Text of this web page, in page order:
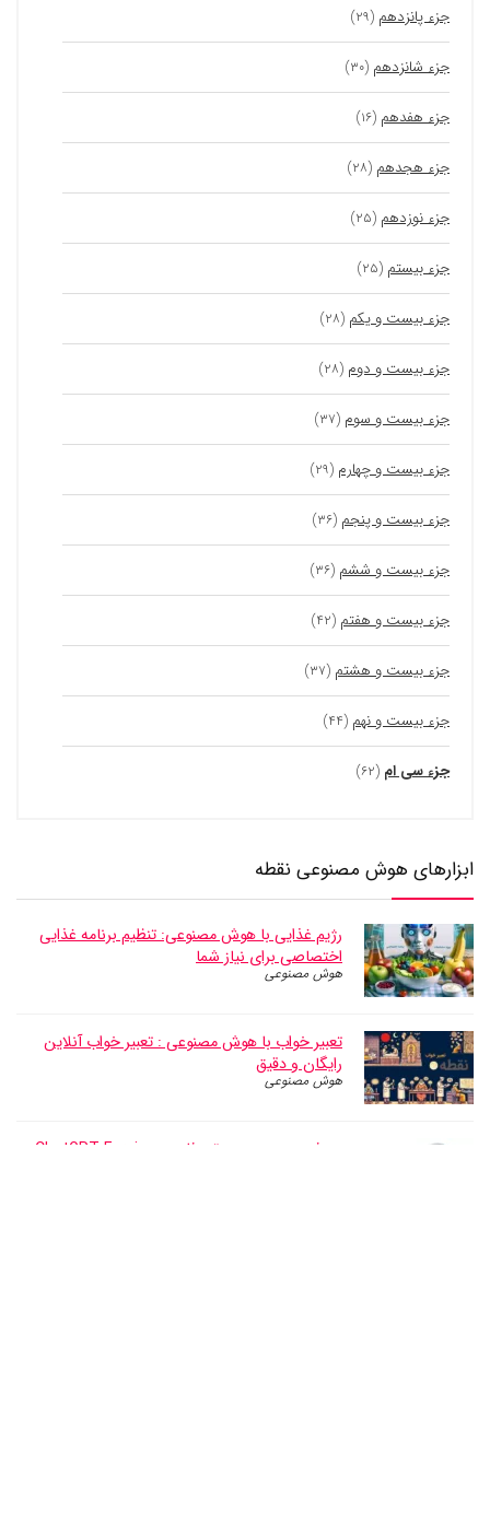
جزء پانزدهم (۲۹)
جزء شانزدهم (۳۰)
جزء هفدهم (۱۶)
جزء هجدهم (۲۸)
جزء نوزدهم (۲۵)
جزء بیستم (۲۵)
جزء بیست و یکم (۲۸)
جزء بیست و دوم (۲۸)
جزء بیست و سوم (۳۷)
جزء بیست و چهارم (۲۹)
جزء بیست و پنجم (۳۶)
جزء بیست و ششم (۳۶)
جزء بیست و هفتم (۴۲)
جزء بیست و هشتم (۳۷)
جزء بیست و نهم (۴۴)
جزء سی ام (۶۲)
ابزارهای هوش مصنوعی نقطه
رژیم غذایی با هوش مصنوعی: تنظیم برنامه غذایی
اختصاصی برای نیاز شما
هوش مصنوعی
تعبیر خواب با هوش مصنوعی : تعبیر خواب آنلاین
رایگان و دقیق
هوش مصنوعی